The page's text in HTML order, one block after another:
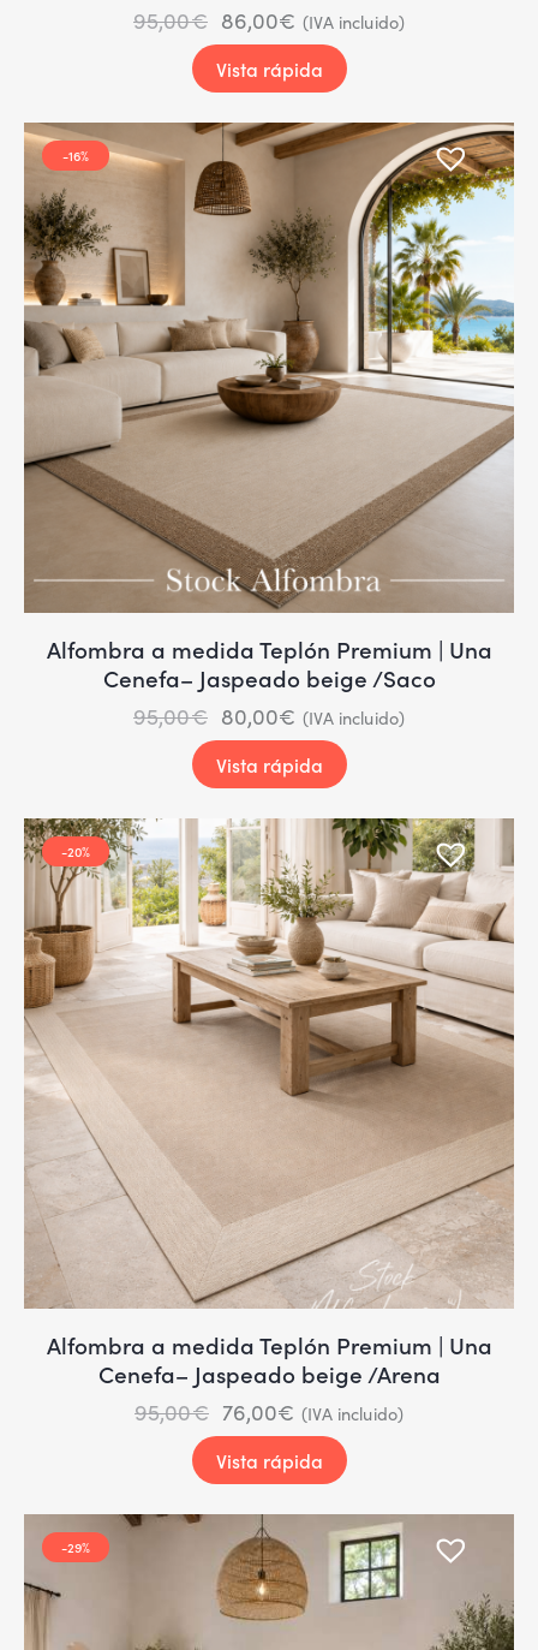
95,00€ 86,00€ (IVA incluido)
Vista rápida
-16%
Alfombra a medida Teplón Premium | Una
Cenefa– Jaspeado beige /Saco
95,00€ 80,00€ (IVA incluido)
Vista rápida
-20%
Alfombra a medida Teplón Premium | Una
Cenefa– Jaspeado beige /Arena
95,00€ 76,00€ (IVA incluido)
Vista rápida
-29%